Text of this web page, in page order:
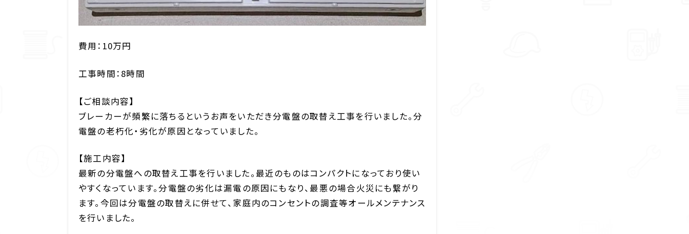
費用：10万円
工事時間：8時間
【ご相談内容】
ブレーカーが頻繁に落ちるというお声をいただき分電盤の取替え工事を行いました。分
電盤の老朽化・劣化が原因となっていました。
【施工内容】
最新の分電盤への取替え工事を行いました。最近のものはコンパクトになっており使い
やすくなっています。分電盤の劣化は漏電の原因にもなり、最悪の場合火災にも繋がり
ます。今回は分電盤の取替えに併せて、家庭内のコンセントの調査等オールメンテナンス
を行いました。